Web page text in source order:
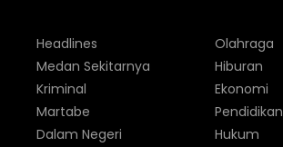
Headlines
Medan Sekitarnya
Kriminal
Martabe
Dalam Negeri
Olahraga
Hiburan
Ekonomi
Pendidikan
Hukum